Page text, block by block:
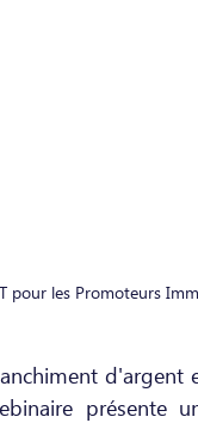
pour les Promoteurs
présente